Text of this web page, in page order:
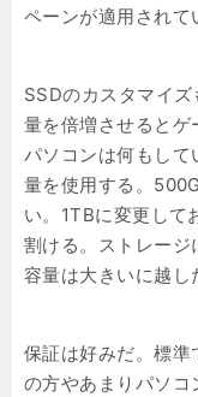
ペーンが適用されて
SSDのカスタマイ
量を倍増させるとゲ
パソコンは何もして
量を使用する。
い。1TBに変更して
割ける。ストレージ
容量は大きいに越し
保証は好みだ。標準
の方やあまりパソコ